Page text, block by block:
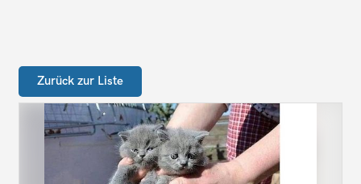
Zurück zur Liste